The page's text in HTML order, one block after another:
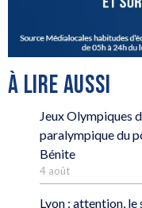
À LIRE AUSSI
Jeux Olympiques
paralympique du
Bénite
4 août
Lyon : attention,